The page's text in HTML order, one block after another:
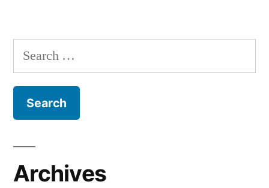
Search
for:
Archives